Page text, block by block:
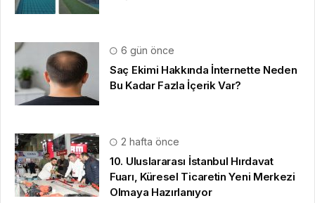
6 gün önce
Saç Ekimi Hakkında İnternette Neden
Bu Kadar Fazla İçerik Var?
2 hafta önce
10. Uluslararası İstanbul Hırdavat
Fuarı, Küresel Ticaretin Yeni Merkezi
Olmaya Hazırlanıyor